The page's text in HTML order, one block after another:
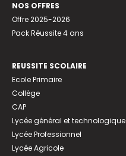
NOS OFFRES
Offre 2025-2026
Pack Réussite 4 ans
REUSSITE SCOLAIRE
Ecole Primaire
Collège
CAP
Lycée général et technologique
Lycée Professionnel
Lycée Agricole